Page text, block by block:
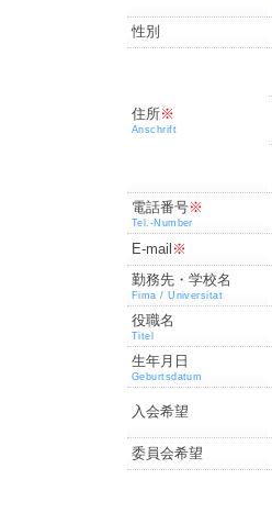
性別
住所※
Anschrift
電話番号※
Tel.-Number
E-mail ※
勤務先・学校名
Fima / Universitat
役職名
Titel
生年月日
Geburtsdatum
入会希望
委員会希望